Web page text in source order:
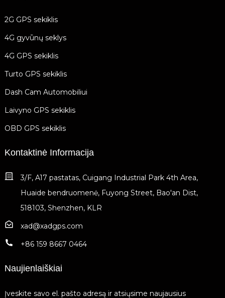
2G GPS sekiklis
4G gyvūnų seklys
4G GPS sekiklis
Turto GPS sekiklis
Dash Cam Automobiliui
Laivyno GPS sekiklis
OBD GPS sekiklis
Kontaktinė Informacija
3/F, A17 pastatas, Cuigang Industrial Park 4th Area,
Huaide bendruomenė, Fuyong Street, Bao'an Dist,
518103, Shenzhen, KLR
xad@xadgps.com
+86 159 8667 0464
Naujienlaiškiai
Įveskite savo el. pašto adresą ir atsiųsime naujausius